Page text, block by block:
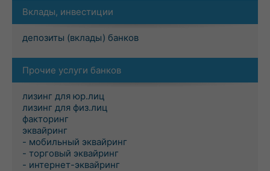
Вклады, инвестиции
депозиты (вклады) банков
Прочие услуги банков
лизинг для юр.лиц
лизинг для физ.лиц
факторинг
эквайринг
- мобильный эквайринг
- торговый эквайринг
- интернет-эквайринг